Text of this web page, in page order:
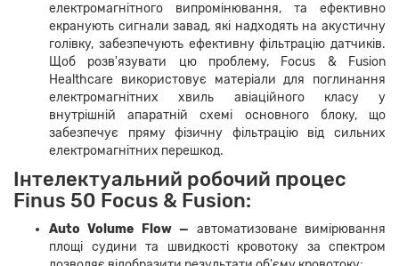
електромагнітного випромінювання, та ефективно
екранують сигнали завад, які надходять на акустичну
голівку, забезпечують ефективну фільтрацію датчиків.
Щоб розв'язувати цю проблему, Focus & Fusion
Healthcare використовує матеріали для поглинання
електромагнітних хвиль авіаційного класу у
внутрішній апаратній схемі основного блоку, що
забезпечує пряму фізичну фільтрацію від сильних
електромагнітних перешкод.
Інтелектуальний робочий процес
Finus 50 Focus & Fusion:
Auto Volume Flow — автоматизоване вимірювання
площі судини та швидкості кровотоку за спектром